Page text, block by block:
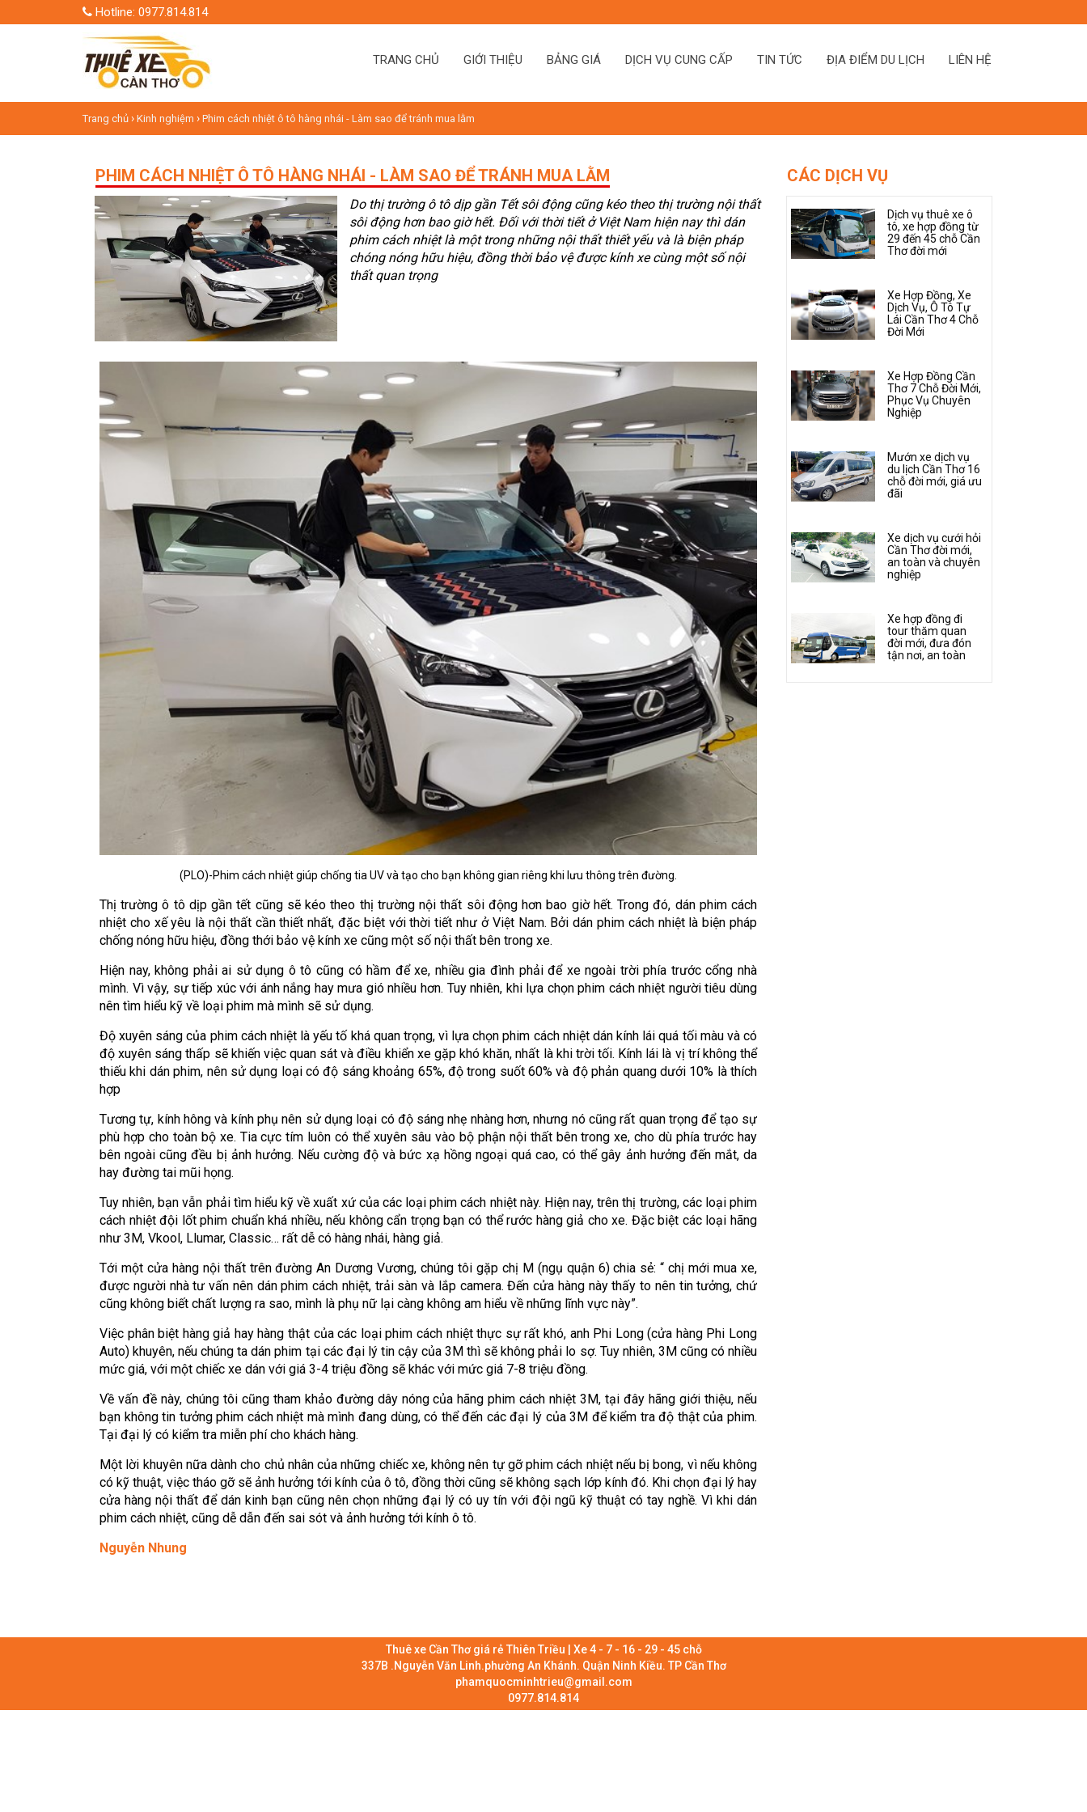
Hotline: 0977.814.814
TRANG CHỦ GIỚI THIỆU BẢNG GIÁ DỊCH VỤ CUNG CẤP TIN TỨC ĐỊA ĐIỂM DU LỊCH LIÊN HỆ
Trang chủ › Kinh nghiệm › Phim cách nhiệt ô tô hàng nhái - Làm sao để tránh mua lằm
PHIM CÁCH NHIỆT Ô TÔ HÀNG NHÁI - LÀM SAO ĐỂ TRÁNH MUA LẰM
Do thị trường ô tô dịp gần Tết sôi động cũng kéo theo thị trường nội thất
sôi động hơn bao giờ hết. Đối với thời tiết ở Việt Nam hiện nay thì dán
phim cách nhiệt là một trong những nội thất thiết yếu và là biện pháp
chóng nóng hữu hiệu, đồng thời bảo vệ được kính xe cùng một số nội
thất quan trọng
(PLO)-Phim cách nhiệt giúp chống tia UV và tạo cho bạn không gian riêng khi lưu thông trên đường.
Thị trường ô tô dịp gần tết cũng sẽ kéo theo thị trường nội thất sôi động hơn bao giờ hết. Trong đó, dán phim cách
nhiệt cho xế yêu là nội thất cần thiết nhất, đặc biệt với thời tiết như ở Việt Nam. Bởi dán phim cách nhiệt là biện pháp
chống nóng hữu hiệu, đồng thới bảo vệ kính xe cũng một số nội thất bên trong xe.
Hiện nay, không phải ai sử dụng ô tô cũng có hầm để xe, nhiều gia đình phải để xe ngoài trời phía trước cổng nhà
mình. Vì vậy, sự tiếp xúc với ánh nắng hay mưa gió nhiều hơn. Tuy nhiên, khi lựa chọn phim cách nhiệt người tiêu dùng
nên tìm hiểu kỹ về loại phim mà mình sẽ sử dụng.
Độ xuyên sáng của phim cách nhiệt là yếu tố khá quan trọng, vì lựa chọn phim cách nhiệt dán kính lái quá tối màu và có
độ xuyên sáng thấp sẽ khiến việc quan sát và điều khiển xe gặp khó khăn, nhất là khi trời tối. Kính lái là vị trí không thể
thiếu khi dán phim, nên sử dụng loại có độ sáng khoảng 65%, độ trong suốt 60% và độ phản quang dưới 10% là thích
hợp
Tương tự, kính hông và kính phụ nên sử dụng loại có độ sáng nhẹ nhàng hơn, nhưng nó cũng rất quan trọng để tạo sự
phù hợp cho toàn bộ xe. Tia cực tím luôn có thể xuyên sâu vào bộ phận nội thất bên trong xe, cho dù phía trước hay
bên ngoài cũng đều bị ảnh hưởng. Nếu cường độ và bức xạ hồng ngoại quá cao, có thể gây ảnh hưởng đến mắt, da
hay đường tai mũi họng.
Tuy nhiên, bạn vẫn phải tìm hiểu kỹ về xuất xứ của các loại phim cách nhiệt này. Hiện nay, trên thị trường, các loại phim
cách nhiệt đội lốt phim chuẩn khá nhiều, nếu không cẩn trọng bạn có thể rước hàng giả cho xe. Đặc biệt các loại hãng
như 3M, Vkool, Llumar, Classic… rất dễ có hàng nhái, hàng giả.
Tới một cửa hàng nội thất trên đường An Dương Vương, chúng tôi gặp chị M (ngụ quận 6) chia sẻ: “ chị mới mua xe,
được người nhà tư vấn nên dán phim cách nhiệt, trải sàn và lắp camera. Đến cửa hàng này thấy to nên tin tưởng, chứ
cũng không biết chất lượng ra sao, mình là phụ nữ lại càng không am hiểu về những lĩnh vực này”.
Việc phân biệt hàng giả hay hàng thật của các loại phim cách nhiệt thực sự rất khó, anh Phi Long (cửa hàng Phi Long
Auto) khuyên, nếu chúng ta dán phim tại các đại lý tin cậy của 3M thì sẽ không phải lo sợ. Tuy nhiên, 3M cũng có nhiều
mức giá, với một chiếc xe dán với giá 3-4 triệu đồng sẽ khác với mức giá 7-8 triệu đồng.
Về vấn đề này, chúng tôi cũng tham khảo đường dây nóng của hãng phim cách nhiệt 3M, tại đây hãng giới thiệu, nếu
bạn không tin tưởng phim cách nhiệt mà mình đang dùng, có thể đến các đại lý của 3M để kiểm tra độ thật của phim.
Tại đại lý có kiểm tra miễn phí cho khách hàng.
Một lời khuyên nữa dành cho chủ nhân của những chiếc xe, không nên tự gỡ phim cách nhiệt nếu bị bong, vì nếu không
có kỹ thuật, việc tháo gỡ sẽ ảnh hưởng tới kính của ô tô, đồng thời cũng sẽ không sạch lớp kính đó. Khi chọn đại lý hay
cửa hàng nội thất để dán kinh bạn cũng nên chọn những đại lý có uy tín với đội ngũ kỹ thuật có tay nghề. Vì khi dán
phim cách nhiệt, cũng dễ dẫn đến sai sót và ảnh hưởng tới kính ô tô.
Nguyễn Nhung
CÁC DỊCH VỤ
Dịch vụ thuê xe ô
tô, xe hợp đồng từ
29 đến 45 chỗ Cần
Thơ đời mới
Xe Hợp Đồng, Xe
Dịch Vụ, Ô Tô Tự
Lái Cần Thơ 4 Chỗ
Đời Mới
Xe Hợp Đồng Cần
Thơ 7 Chỗ Đời Mới,
Phục Vụ Chuyên
Nghiệp
Mướn xe dịch vụ
du lịch Cần Thơ 16
chỗ đời mới, giá ưu
đãi
Xe dịch vụ cưới hỏi
Cần Thơ đời mới,
an toàn và chuyên
nghiệp
Xe hợp đồng đi
tour thăm quan
đời mới, đưa đón
tận nơi, an toàn
Thuê xe Cần Thơ giá rẻ Thiên Triều | Xe 4 - 7 - 16 - 29 - 45 chỗ
337B .Nguyễn Văn Linh.phường An Khánh. Quận Ninh Kiều. TP Cần Thơ
phamquocminhtrieu@gmail.com
0977.814.814